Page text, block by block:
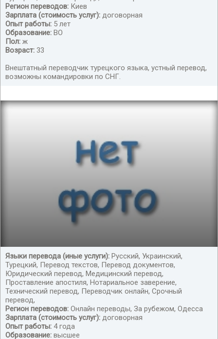
переводчик турецкого языка - внештатный сотрудник
Регион переводов: Киев
Зарплата (стоимость услуг): договорная
Опыт работы: 5 лет
Образование: ВО
Пол: ж
Возраст: 33
Внештатный переводчик турецкого языка, устный перевод,
возможны командировки по СНГ.
Переводчик турецкого
Языки перевода (иные услуги): Русский, Украинский,
Турецкий, Перевод текстов, Перевод документов,
Юридический перевод, Медицинский перевод,
Проставление апостиля, Нотариальное заверение,
Технический перевод, Переводчик онлайн, Срочный
перевод,
Регион переводов: Онлайн переводы, За рубежом, Одесса
Зарплата (стоимость услуг): договорная
Опыт работы: 4 года
Образование: высшее